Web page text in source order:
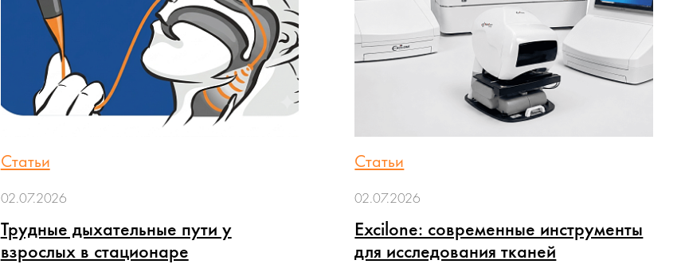
Статьи
02.07.2026
Трудные дыхательные пути у
взрослых в стационаре
Статьи
02.07.2026
Excilone: современные инструменты
для исследования тканей